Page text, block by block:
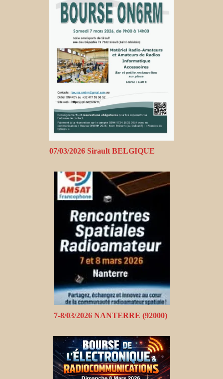
07/03/2026 Sirault BELGIQUE
7-8/03/2026 NANTERRE (92000)